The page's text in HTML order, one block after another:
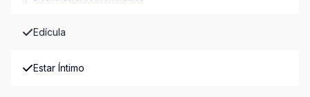
Edícula
Estar Íntimo